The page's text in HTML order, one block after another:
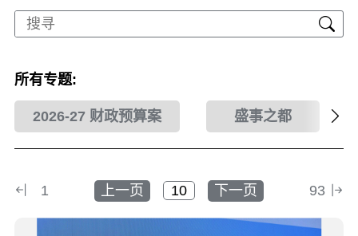
所有专题:
2026-27 财政预算案 盛事之都
1 上一页 下一页 93